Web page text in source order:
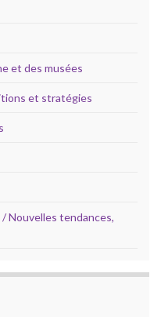
et des musées
et stratégies
/ Nouvelles tendances,